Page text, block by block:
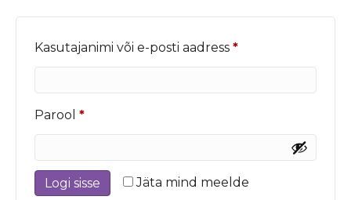
Kasutajanimi või e-posti aadress *Nõutud
Parool *Nõutud
Jäta mind meelde
Logi sisse